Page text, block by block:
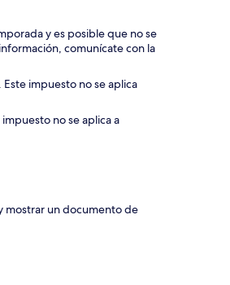
y es posible que no se
comunícate con la
impuesto no se aplica
no se aplica a
mostrar un documento de